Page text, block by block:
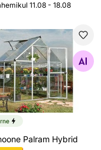
11.08 - 18.08
Palram Hybrid
Otsi sarnaseid
Palram Hybrid